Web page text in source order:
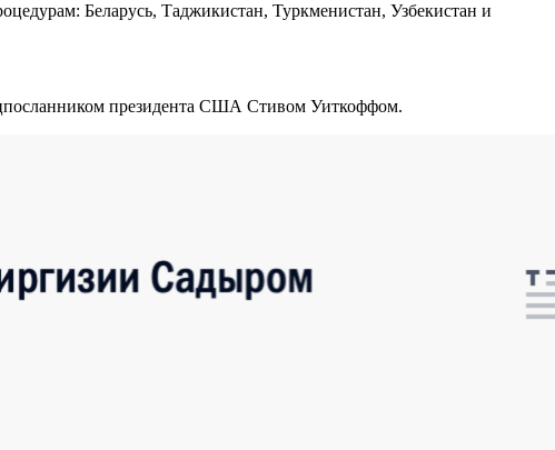
Беларусь, Таджикистан, Туркменистан, Узбекистан и
президента США Стивом Уиткоффом.